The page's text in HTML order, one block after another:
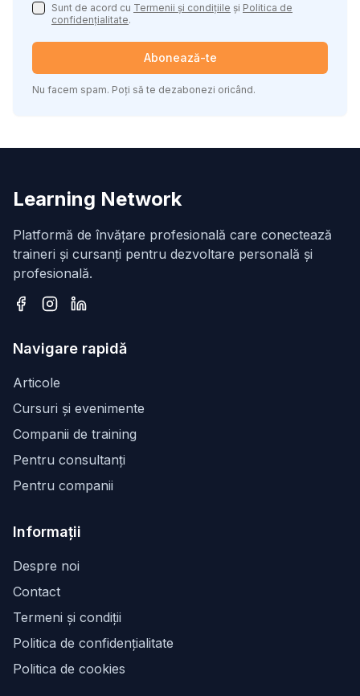
Sunt de acord cu Termenii și condițiile și Politica de
confidențialitate.
Abonează-te
Nu facem spam. Poți să te dezabonezi oricând.
Learning Network
Platformă de învățare profesională care conectează
traineri și cursanți pentru dezvoltare personală și
profesională.
Navigare rapidă
Articole
Cursuri și evenimente
Companii de training
Pentru consultanți
Pentru companii
Informații
Despre noi
Contact
Termeni și condiții
Politica de confidențialitate
Politica de cookies